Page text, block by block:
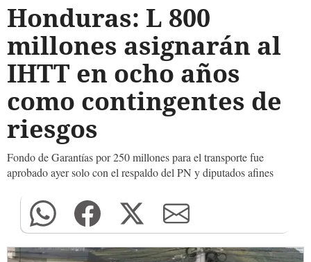
Honduras: L 800
millones asignarán al
IHTT en ocho años
como contingentes de
riesgos
Fondo de Garantías por 250 millones para el transporte fue
aprobado ayer solo con el respaldo del PN y diputados afines